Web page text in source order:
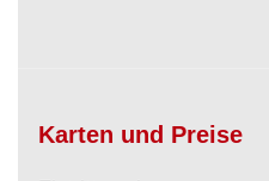
Karten und Preise